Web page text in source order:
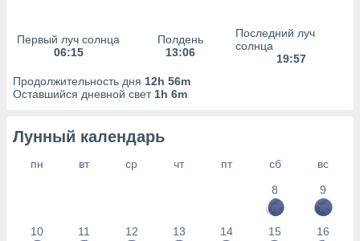
Первый луч солнца
06:15
Полдень
13:06
Последний луч
солнца
19:57
Продолжительность дня 12h 56m
Оставшийся дневной свет 1h 6m
Лунный календарь
пн вт ср чт пт сб
вс
8
9
10 11 12 13 14 15 16